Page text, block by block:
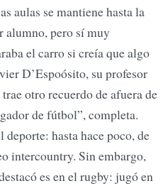
aulas se mantiene hasta la
alumno, pero sí muy
el carro si creía que algo
D’Espoósito, su profesor
otro recuerdo de afuera de
de fútbol”, completa.
hasta hace poco, de
intercountry. Sin embargo,
es en el rugby: jugó en